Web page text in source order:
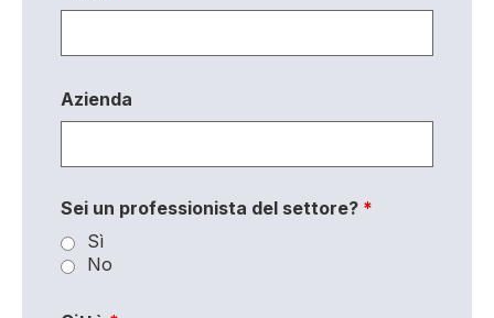
Azienda
Sei un professionista del settore? *
Sì
No